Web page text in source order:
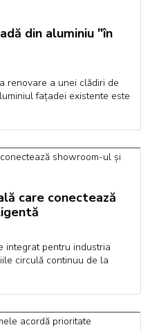
din aluminiu "în
renovare a unei clădiri de
fațadei existente este
care conectează
integrat pentru industria
circulă continuu de la